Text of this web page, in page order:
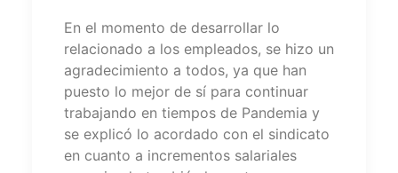
En el momento de desarrollar lo
relacionado a los empleados, se hizo un
agradecimiento a todos, ya que han
puesto lo mejor de sí para continuar
trabajando en tiempos de Pandemia y
se explicó lo acordado con el sindicato
en cuanto a incrementos salariales